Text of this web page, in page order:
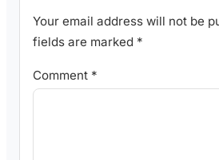
Your email address will not be
fields are marked *
Comment *